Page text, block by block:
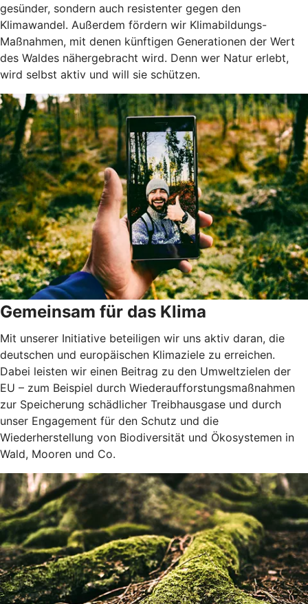
gesünder, sondern auch resistenter gegen den
Klimawandel. Außerdem fördern wir Klimabildungs-
Maßnahmen, mit denen künftigen Generationen der Wert
des Waldes nähergebracht wird. Denn wer Natur erlebt,
wird selbst aktiv und will sie schützen.
Gemeinsam für das Klima
Mit unserer Initiative beteiligen wir uns aktiv daran, die
deutschen und europäischen Klimaziele zu erreichen.
Dabei leisten wir einen Beitrag zu den Umweltzielen der
EU – zum Beispiel durch Wiederaufforstungsmaßnahmen
zur Speicherung schädlicher Treibhausgase und durch
unser Engagement für den Schutz und die
Wiederherstellung von Biodiversität und Ökosystemen in
Wald, Mooren und Co.